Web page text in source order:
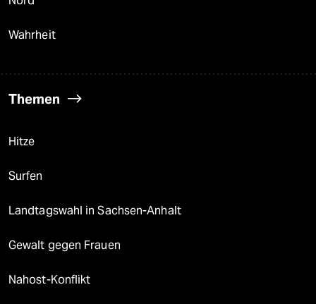
Wahrheit
Themen
Hitze
Surfen
Landtagswahl in Sachsen-Anhalt
Gewalt gegen Frauen
Nahost-Konflikt